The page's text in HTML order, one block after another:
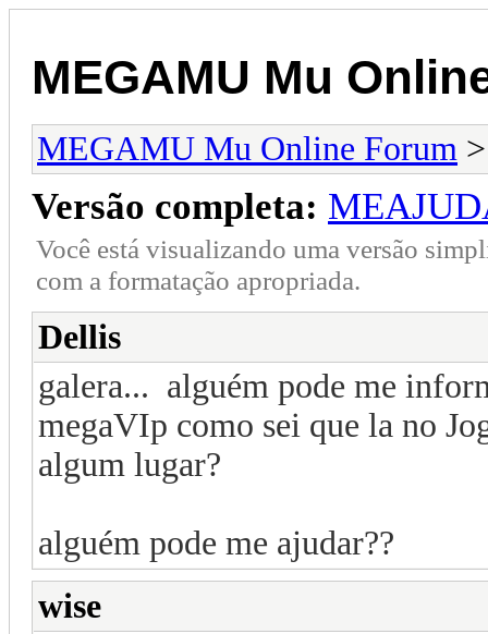
MEGAMU Mu
MEGAMU Mu Online Forum
Versão completa:
Você está visualizando uma versão
com a formatação apropriada.
Dellis
galera... alguém pode me
megaVIp como sei que la no
algum lugar?
alguém pode me ajudar??
wise